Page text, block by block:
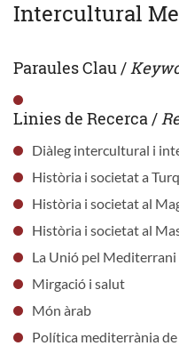
Intercultural
Paraules Clau /
Linies de Recerca /
Diàleg intercultural i
Història i societat a
Història i societat al
Història i societat al
La Unió pel Mediterrani
Mirgació i salut
Món àrab
Política mediterrània de